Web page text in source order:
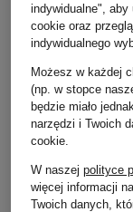
HERNO
Kamizelka
1 729 zł
Najniższa cena:
1 469,65 zł
Cena regularna:
indywidualne", aby
cookie oraz
indywidualnego
Możesz w każdej
(np. w stopce
będzie miało
narzędzi i Twoich
cookie.
W naszej polityce
więcej informacji
Twoich danych,